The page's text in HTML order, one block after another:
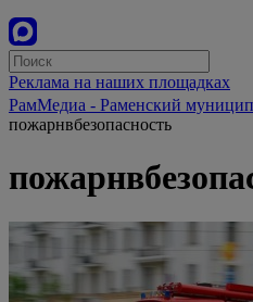
Реклама на наших площадках
РамМедиа - Раменский
пожарнвбезопасность